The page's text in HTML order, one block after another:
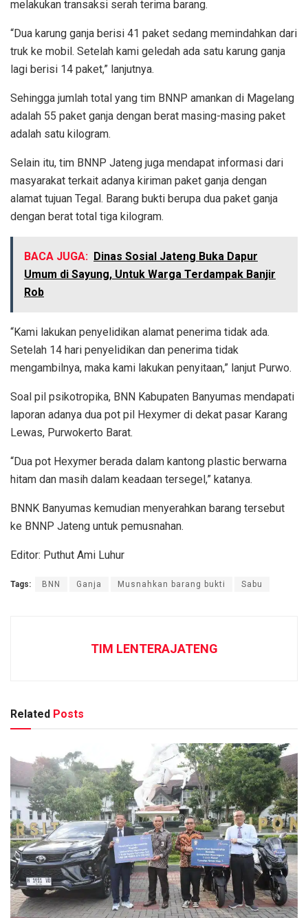
melakukan transaksi serah terima barang.
“Dua karung ganja berisi 41 paket sedang memindahkan dari
truk ke mobil. Setelah kami geledah ada satu karung ganja
lagi berisi 14 paket,” lanjutnya.
Sehingga jumlah total yang tim BNNP amankan di Magelang
adalah 55 paket ganja dengan berat masing-masing paket
adalah satu kilogram.
Selain itu, tim BNNP Jateng juga mendapat informasi dari
masyarakat terkait adanya kiriman paket ganja dengan
alamat tujuan Tegal. Barang bukti berupa dua paket ganja
dengan berat total tiga kilogram.
BACA JUGA: Dinas Sosial Jateng Buka Dapur
Umum di Sayung, Untuk Warga Terdampak Banjir
Rob
“Kami lakukan penyelidikan alamat penerima tidak ada.
Setelah 14 hari penyelidikan dan penerima tidak
mengambilnya, maka kami lakukan penyitaan,” lanjut Purwo.
Soal pil psikotropika, BNN Kabupaten Banyumas mendapati
laporan adanya dua pot pil Hexymer di dekat pasar Karang
Lewas, Purwokerto Barat.
“Dua pot Hexymer berada dalam kantong plastic berwarna
hitam dan masih dalam keadaan tersegel,” katanya.
BNNK Banyumas kemudian menyerahkan barang tersebut
ke BNNP Jateng untuk pemusnahan.
Editor: Puthut Ami Luhur
Tags: BNN Ganja Musnahkan barang bukti Sabu
TIM LENTERAJATENG
Related Posts